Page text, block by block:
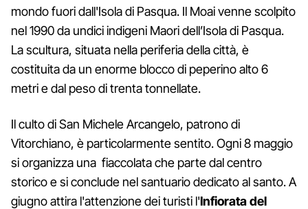
mondo fuori dall'Isola di Pasqua. Il Moai venne scolpito
nel 1990 da undici indigeni Maori dell’Isola di Pasqua.
La scultura, situata nella periferia della città, è
costituita da un enorme blocco di peperino alto 6
metri e dal peso di trenta tonnellate.
Il culto di San Michele Arcangelo, patrono di
Vitorchiano, è particolarmente sentito. Ogni 8 maggio
si organizza una fiaccolata che parte dal centro
storico e si conclude nel santuario dedicato al santo. A
giugno attira l'attenzione dei turisti l'Infiorata del